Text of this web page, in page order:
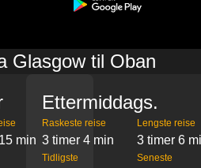
Glasgow til Oban
min
Ettermiddags.
Raskeste reise
3 timer 4 min
Lengste reise
3 timer 6
Tidligste Seneste